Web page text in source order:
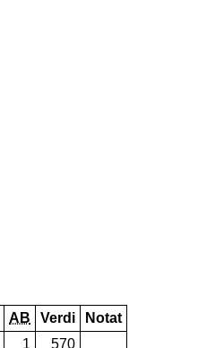
AB Verdi
Notat
1 570